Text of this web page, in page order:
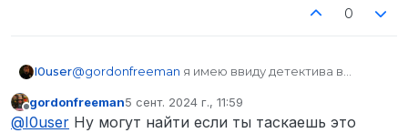
0
I0user@gordonfreeman я имею ввиду детектива в
Не в сети
gordonfreeman5 сент. 2024 г., 11:59
отредактировано
@I0user Ну могут найти если ты таскаешь это